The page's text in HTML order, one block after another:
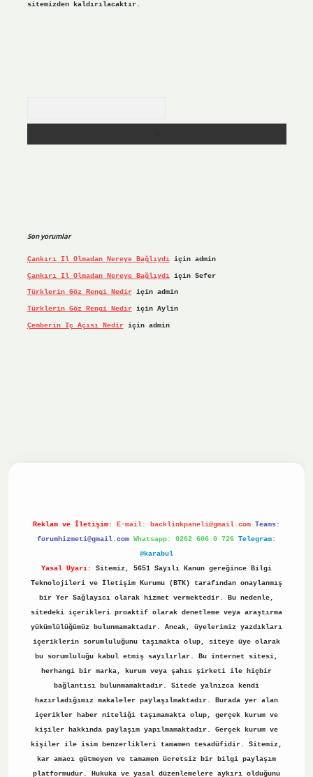
sitemizden kaldırılacaktır.
Son yorumlar
Çankırı Il Olmadan Nereye Bağlıydıiçin admin
Çankırı Il Olmadan Nereye Bağlıydıiçin Sefer
Türklerin Göz Rengi Nediriçin admin
Türklerin Göz Rengi Nediriçin Aylin
Çemberin Iç Açısı Nediriçin admin
Reklam ve İletişim: E-mail: backlinkpaneli@gmail.com Teams:
forumhizmeti@gmail.com Whatsapp: 0262 606 0 726 Telegram:
@karabul
Yasal Uyarı:
Sitemiz, 5651 Sayılı Kanun gereğince Bilgi
Teknolojileri ve İletişim Kurumu (BTK) tarafından onaylanmış
bir Yer Sağlayıcı olarak hizmet vermektedir. Bu nedenle,
sitedeki içerikleri proaktif olarak denetleme veya araştırma
yükümlülüğümüz bulunmamaktadır. Ancak, üyelerimiz yazdıkları
içeriklerin sorumluluğunu taşımakta olup, siteye üye olarak
bu sorumluluğu kabul etmiş sayılırlar. Bu internet sitesi,
herhangi bir marka, kurum veya şahıs şirketi ile hiçbir
bağlantısı bulunmamaktadır. Sitede yalnızca kendi
hazırladığımız makaleler paylaşılmaktadır. Burada yer alan
içerikler haber niteliği taşımamakta olup, gerçek kurum ve
kişiler hakkında paylaşım yapılmamaktadır. Gerçek kurum ve
kişiler ile isim benzerlikleri tamamen tesadüfidir. Sitemiz,
kar amacı gütmeyen ve tamamen ücretsiz bir bilgi paylaşım
platformudur. Hukuka ve yasal düzenlemelere aykırı olduğunu